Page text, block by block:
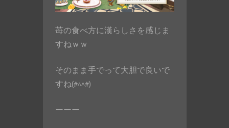
苺の食べ方に漢らしさを感じま
すねｗｗ
そのまま手でって大胆で良いで
すね(#^^#)
ーーー